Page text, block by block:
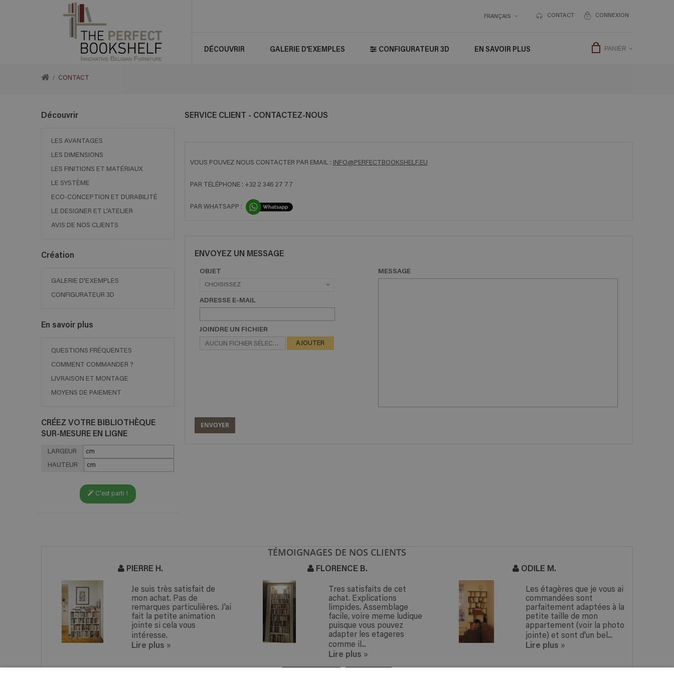
CONNEXION
CONTACT
FRANÇAIS
PANIER
DÉCOUVRIR GALERIE D'EXEMPLES CONFIGURATEUR 3D EN SAVOIR PLUS
RETOURCONTACT
Découvrir
LES AVANTAGES
LES DIMENSIONS
LES FINITIONS ET MATÉRIAUX
LE SYSTÈME
ECO-CONCEPTION ET DURABILITÉ
LE DESIGNER ET L'ATELIER
AVIS DE NOS CLIENTS
Création
GALERIE D'EXEMPLES
CONFIGURATEUR 3D
En savoir plus
QUESTIONS FRÉQUENTES
COMMENT COMMANDER ?
LIVRAISON ET MONTAGE
MOYENS DE PAIEMENT
CRÉEZ VOTRE BIBLIOTHÈQUE
SUR-MESURE EN LIGNE
LARGEUR
HAUTEUR
C'est parti !
SERVICE CLIENT - CONTACTEZ-NOUS
VOUS POUVEZ NOUS CONTACTER PAR EMAIL : INFO@PERFECTBOOKSHELF.EU
PAR TÉLÉPHONE : +32 2 346 27 77
PAR WHATSAPP :
ENVOYEZ UN MESSAGE
OBJET
CHOISISSEZ
ADRESSE E-MAIL
JOINDRE UN FICHIER
AUCUN FICHIER SÉLECTIONNÉAJOUTER
MESSAGE
ENVOYER
TÉMOIGNAGES DE NOS CLIENTS
PIERRE H.
Je suis très satisfait de
mon achat. Pas de
remarques particulières. J’ai
fait la petite animation
jointe si cela vous
intéresse.
Lire plus »
FLORENCE B.
Tres satisfaits de cet
achat. Explications
limpides. Assemblage
facile, voire meme ludique
puisque vous pouvez
adapter les etageres
comme il...
Lire plus »
ODILE M.
Les étagères que je vous ai
commandées sont
parfaitement adaptées à la
petite taille de mon
appartement (voir la photo
jointe) et sont d'un bel...
Lire plus »